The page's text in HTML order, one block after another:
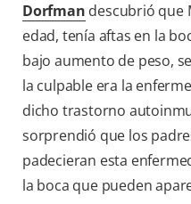
Dorfman descubrió que
edad, tenía aftas en la
bajo aumento de peso,
la culpable era la
dicho trastorno
sorprendió que los
padecieran esta
la boca que pueden